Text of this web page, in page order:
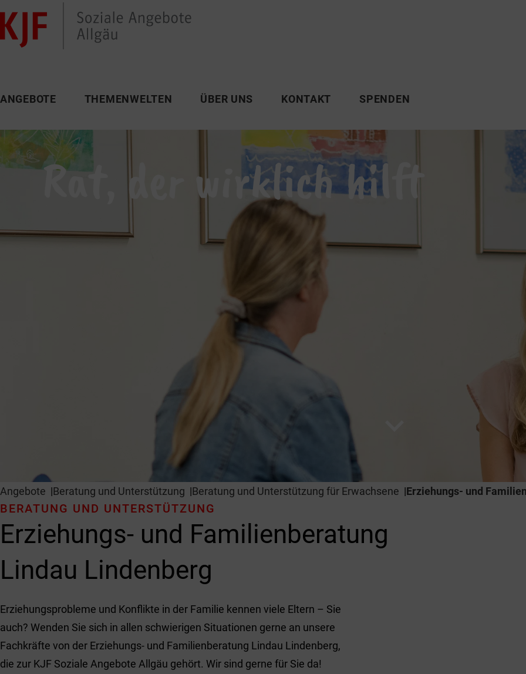
ANGEBOTE THEMENWELTEN ÜBER UNS KONTAKT SPENDEN
Rat, der wirklich hilft
Angebote Beratung und Unter­stützung Beratung und Unterstützung für Erwachsene Erziehungs- und
Erziehungs- und Familienberatung
Lindau Lindenberg
BERATUNG UND UNTER­STÜTZUNG
Erziehungsprobleme und Konflikte in der Familie kennen viele Eltern – Sie
auch? Wenden Sie sich in allen schwierigen Situationen gerne an unsere
Fachkräfte von der Erziehungs- und Familienberatung Lindau Lindenberg,
die zur KJF Soziale Angebote Allgäu gehört. Wir sind gerne für Sie da!